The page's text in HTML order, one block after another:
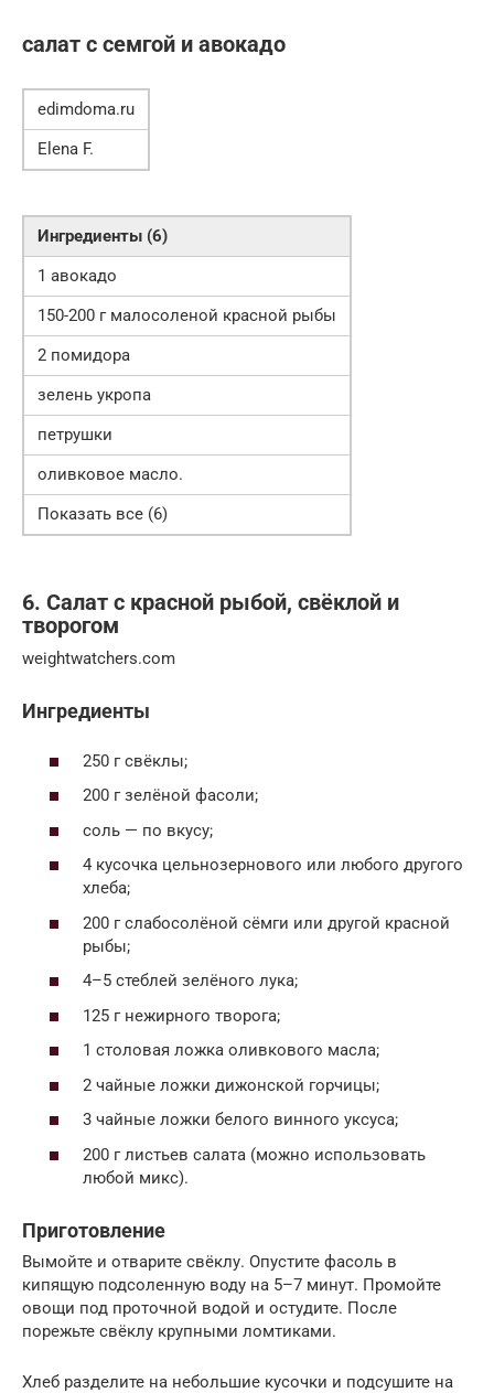
салат с семгой и авокадо
edimdoma.ru
Elena F.
Ингредиенты (6)
1 авокадо
150-200 г малосоленой красной рыбы
2 помидора
зелень укропа
петрушки
оливковое масло.
Показать все (6)
6. Салат с красной рыбой, свёклой и
творогом
weightwatchers.com
Ингредиенты
250 г свёклы;
200 г зелёной фасоли;
соль — по вкусу;
4 кусочка цельнозернового или любого другого
хлеба;
200 г слабосолёной сёмги или другой красной
рыбы;
4–5 стеблей зелёного лука;
125 г нежирного творога;
1 столовая ложка оливкового масла;
2 чайные ложки дижонской горчицы;
3 чайные ложки белого винного уксуса;
200 г листьев салата (можно использовать
любой микс).
Приготовление
Вымойте и отварите свёклу. Опустите фасоль в
кипящую подсоленную воду на 5–7 минут. Промойте
овощи под проточной водой и остудите. После
порежьте свёклу крупными ломтиками.
Хлеб разделите на небольшие кусочки и подсушите на